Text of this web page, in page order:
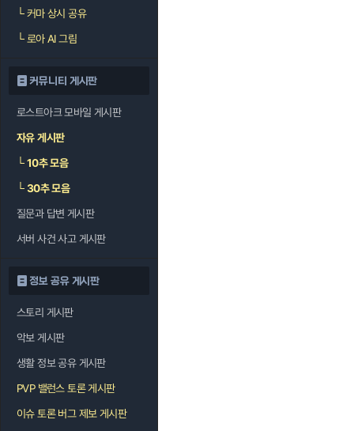
└커마 상시 공유
└로아 AI 그림
커뮤니티 게시판
로스트아크 모바일 게시판
자유 게시판
└10추 모음
└30추 모음
질문과 답변 게시판
서버 사건 사고 게시판
정보 공유 게시판
스토리 게시판
악보 게시판
생활 정보 공유 게시판
PVP 밸런스 토론 게시판
이슈 토론 버그 제보 게시판